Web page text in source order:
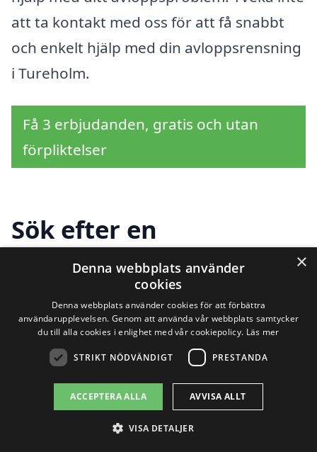
att ta kontakt med oss för att få snabbt
och enkelt hjälp med din avloppsrensning
i Tureholm.
Få 3 erbjudanden, gratis och utan
förpliktelser
Sök efter en
professionell för
avloppsrensning i
andra städer nära
Tureholm
Att hitta hjälp föravloppsrensning i
×
Denna webbplats använder
cookies
Denna webbplats använder cookies för att förbättra
användarupplevelsen. Genom att använda vår webbplats samtycker
du till alla cookies i enlighet med vår cookiepolicy. Läs mer
STRIKT NÖDVÄNDIGT PRESTANDA
ACCEPTERA ALLA AVVISA ALLT
VISA DETALJER